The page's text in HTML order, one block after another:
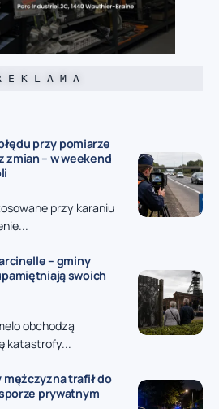
E K L A M A
przy pomiarze
zmian – w weekend
przy karaniu
– gminy
swoich
obchodzą
katastrofy...
mężczyzna trafił do
prywatnym